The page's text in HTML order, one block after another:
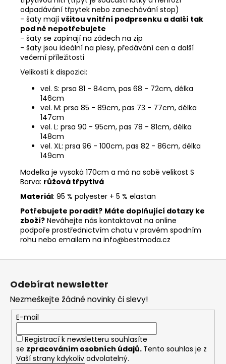
odpadávání třpytek nebo zanechávání stop)
- šaty mají všitou vnitřní podprsenku a další tak
pod ně nepotřebujete
- šaty se zapínají na zádech na zip
- šaty jsou ideální na plesy, předávání cen a další
večerní příležitosti
Velikosti k dispozici:
vel. S: prsa 81 - 84cm, pas 68 - 72cm, délka
146cm
vel. M: prsa 85 - 89cm, pas 73 - 77cm, délka
147cm
vel. L: prsa 90 - 95cm, pas 78 - 81cm, délka
148cm
vel. XL: prsa 96 - 100cm, pas 82 - 86cm, délka
149cm
Modelka je vysoká 170cm a má na sobě velikost S
Barva: růžová třpytivá
Materiál: 95 % polyester + 5 % elastan
Potřebujete poradit? Máte doplňující dotazy ke
zboží? Neváhejte nás kontaktovat na online
podpoře prostřednictvím chatu v pravém spodním
rohu nebo emailem na info@bestmoda.cz
Odebírat newsletter
Nezmeškejte žádné novinky či slevy!
E-mail
Registrací k newsletteru souhlasíte
se zpracováním osobních údajů. Tento souhlas je z
Vaší strany kdykoliv odvolatelný.